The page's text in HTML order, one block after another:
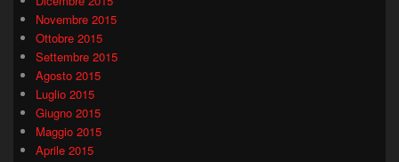
Novembre 2015
Ottobre 2015
Settembre 2015
Agosto 2015
Luglio 2015
Giugno 2015
Maggio 2015
Aprile 2015